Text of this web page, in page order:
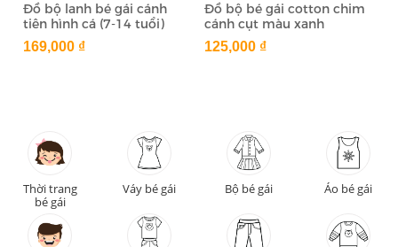
Đồ bộ lanh bé gái cánh
tiên hình cá (7-14 tuổi)
169,000 ₫
Đồ bộ bé gái cotton chim
cánh cụt màu xanh
125,000 ₫
Thời trang
bé gái
Váy bé gái Bộ bé gái Áo bé gái